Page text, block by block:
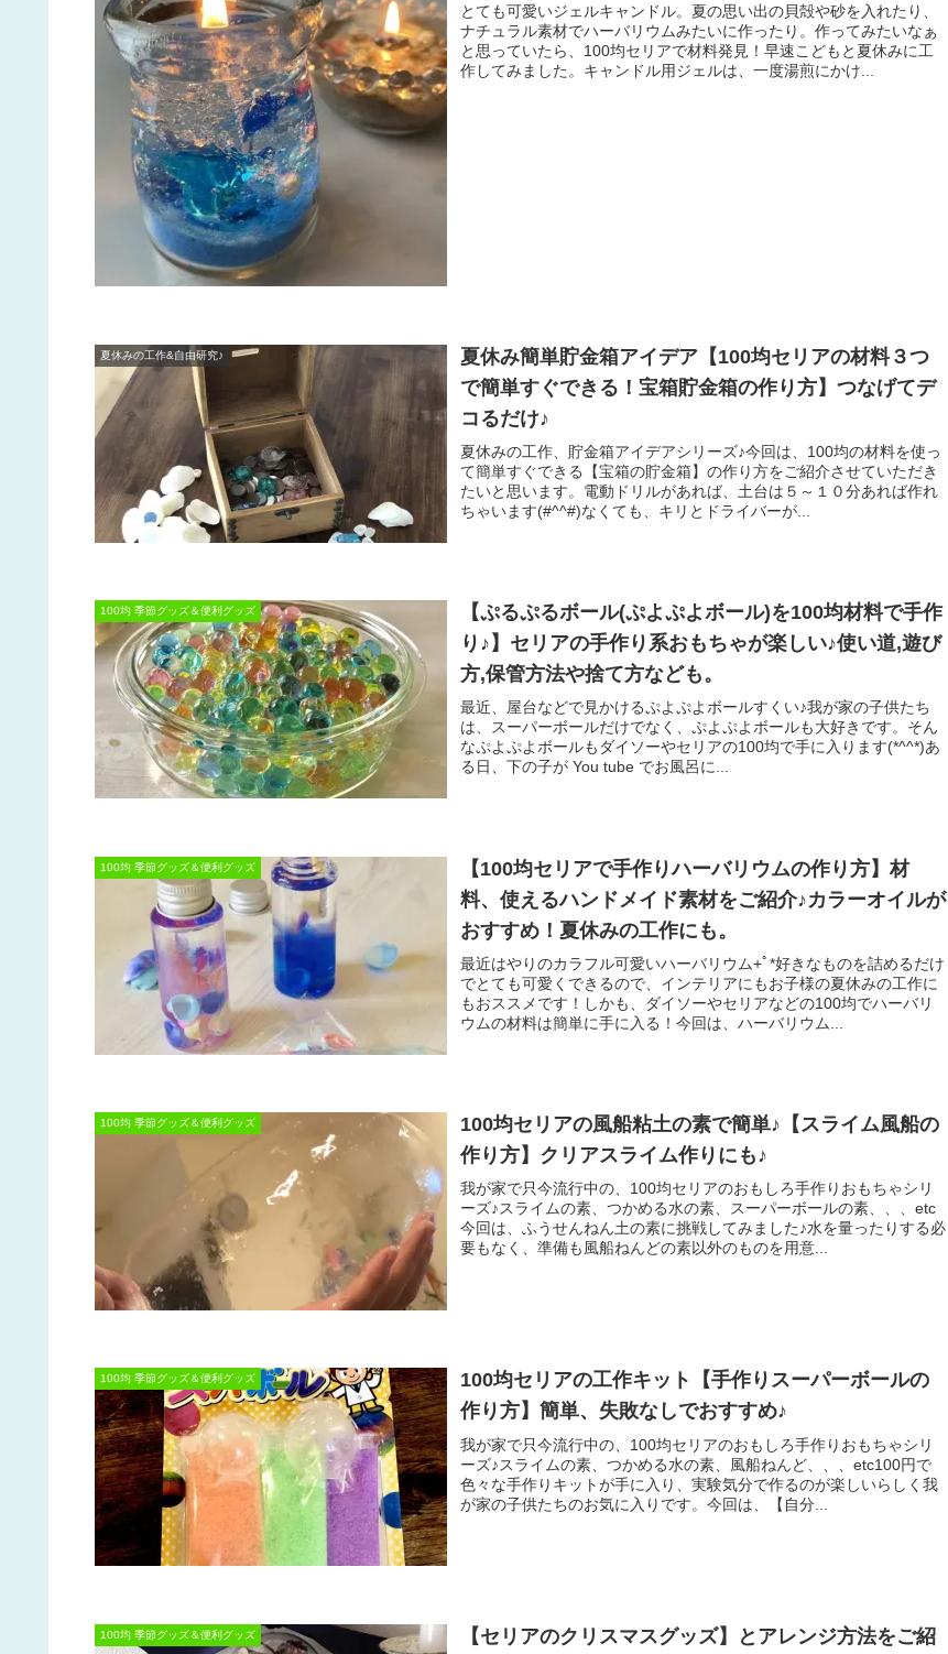
とても可愛いジェルキャンドル。夏の思い出の貝殻や砂を入れたり、
ナチュラル素材でハーバリウムみたいに作ったり。作ってみたいなぁ
と思っていたら、100均セリアで材料発見！早速こどもと夏休みに工
作してみました。キャンドル用ジェルは、一度湯煎にかけ...
夏休みの工作&自由研究♪
夏休み簡単貯金箱アイデア【100均セリアの材料３つ
で簡単すぐできる！宝箱貯金箱の作り方】つなげてデ
コるだけ♪
夏休みの工作、貯金箱アイデアシリーズ♪今回は、100均の材料を使っ
て簡単すぐできる【宝箱の貯金箱】の作り方をご紹介させていただき
たいと思います。電動ドリルがあれば、土台は５～１０分あれば作れ
ちゃいます(#^^#)なくても、キリとドライバーが...
100均 季節グッズ＆便利グッズ
【ぷるぷるボール(ぷよぷよボール)を100均材料で手作
り♪】セリアの手作り系おもちゃが楽しい♪使い道,遊び
方,保管方法や捨て方なども。
最近、屋台などで見かけるぷよぷよボールすくい♪我が家の子供たち
は、スーパーボールだけでなく、ぷよぷよボールも大好きです。そん
なぷよぷよボールもダイソーやセリアの100均で手に入ります(*^^*)あ
る日、下の子が You tube でお風呂に...
100均 季節グッズ＆便利グッズ
【100均セリアで手作りハーバリウムの作り方】材
料、使えるハンドメイド素材をご紹介♪カラーオイルが
おすすめ！夏休みの工作にも。
最近はやりのカラフル可愛いハーバリウム+ﾟ*好きなものを詰めるだけ
でとても可愛くできるので、インテリアにもお子様の夏休みの工作に
もおススメです！しかも、ダイソーやセリアなどの100均でハーバリ
ウムの材料は簡単に手に入る！今回は、ハーバリウム...
100均 季節グッズ＆便利グッズ
100均セリアの風船粘土の素で簡単♪【スライム風船の
作り方】クリアスライム作りにも♪
我が家で只今流行中の、100均セリアのおもしろ手作りおもちゃシリ
ーズ♪スライムの素、つかめる水の素、スーパーボールの素、、、etc
今回は、ふうせんねん土の素に挑戦してみました♪水を量ったりする必
要もなく、準備も風船ねんどの素以外のものを用意...
100均 季節グッズ＆便利グッズ
100均セリアの工作キット【手作りスーパーボールの
作り方】簡単、失敗なしでおすすめ♪
我が家で只今流行中の、100均セリアのおもしろ手作りおもちゃシリ
ーズ♪スライムの素、つかめる水の素、風船ねんど、、、etc100円で
色々な手作りキットが手に入り、実験気分で作るのが楽しいらしく我
が家の子供たちのお気に入りです。今回は、【自分...
100均 季節グッズ＆便利グッズ 【セリアのクリスマスグッズ】とアレンジ方法をご紹